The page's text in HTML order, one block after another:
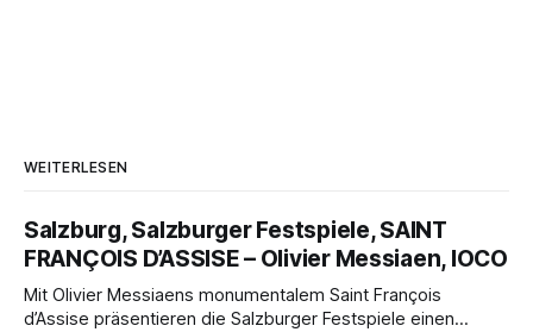
WEITERLESEN
Salzburg, Salzburger Festspiele, SAINT
FRANÇOIS D’ASSISE – Olivier Messiaen, IOCO
Mit Olivier Messiaens monumentalem Saint François
d’Assise präsentieren die Salzburger Festspiele einen